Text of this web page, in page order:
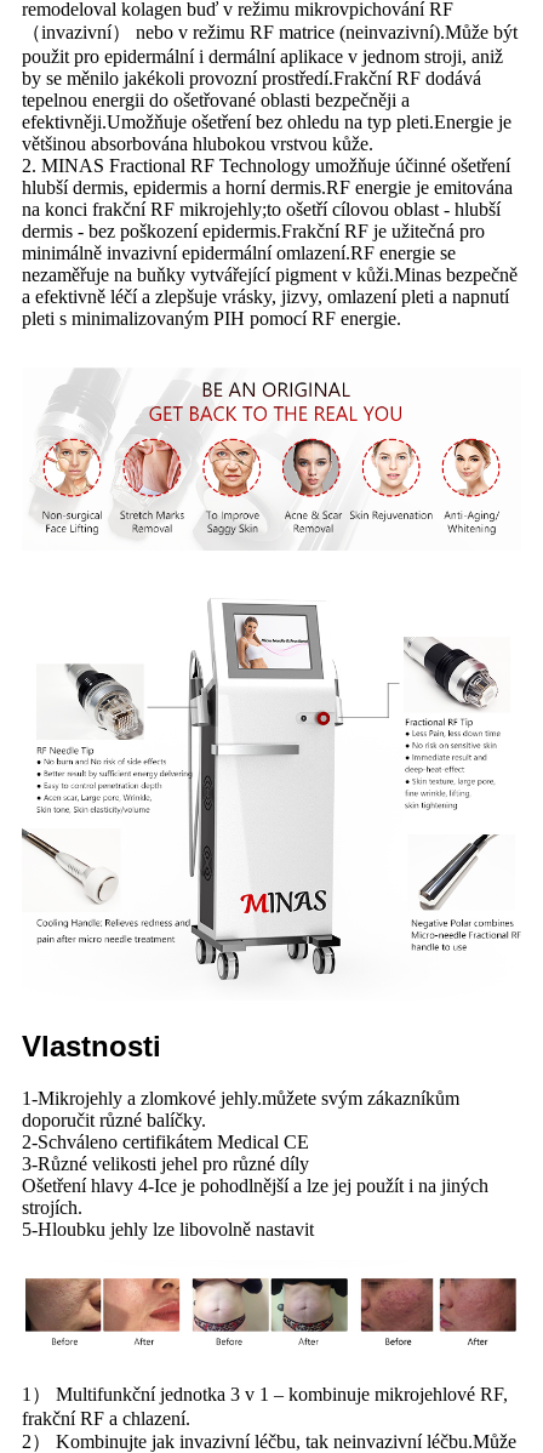
remodeloval kolagen buď v režimu mikrovpichování RF
（invazivní） nebo v režimu RF matrice (neinvazivní).Může být
použit pro epidermální i dermální aplikace v jednom stroji, aniž
by se měnilo jakékoli provozní prostředí.Frakční RF dodává
tepelnou energii do ošetřované oblasti bezpečněji a
efektivněji.Umožňuje ošetření bez ohledu na typ pleti.Energie je
většinou absorbována hlubokou vrstvou kůže.
2. MINAS Fractional RF Technology umožňuje účinné ošetření
hlubší dermis, epidermis a horní dermis.RF energie je emitována
na konci frakční RF mikrojehly;to ošetří cílovou oblast - hlubší
dermis - bez poškození epidermis.Frakční RF je užitečná pro
minimálně invazivní epidermální omlazení.RF energie se
nezaměřuje na buňky vytvářející pigment v kůži.Minas bezpečně
a efektivně léčí a zlepšuje vrásky, jizvy, omlazení pleti a napnutí
pleti s minimalizovaným PIH pomocí RF energie.
Vlastnosti
1-Mikrojehly a zlomkové jehly.můžete svým zákazníkům
doporučit různé balíčky.
2-Schváleno certifikátem Medical CE
3-Různé velikosti jehel pro různé díly
Ošetření hlavy 4-Ice je pohodlnější a lze jej použít i na jiných
strojích.
5-Hloubku jehly lze libovolně nastavit
1） Multifunkční jednotka 3 v 1 – kombinuje mikrojehlové RF,
frakční RF a chlazení.
2） Kombinujte jak invazivní léčbu, tak neinvazivní léčbu.Může